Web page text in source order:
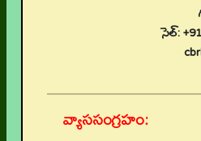
సెల్:
వ్యాససంగ్రహం: